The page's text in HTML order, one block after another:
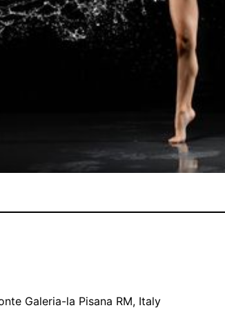
Galeria-la Pisana RM, Italy